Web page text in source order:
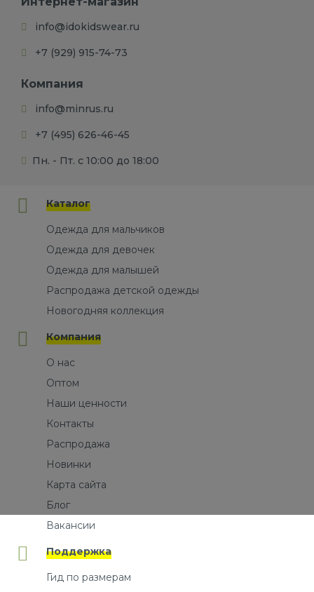
info@idokidswear.ru
+7 (929) 915-74-73
Компания
info@minrus.ru
+7 (495) 626-46-45
Пн. - Пт. с 10:00 до 18:00
Каталог
Одежда для мальчиков
Одежда для девочек
Одежда для малышей
Распродажа детской одежды
Новогодняя коллекция
Компания
О нас
Оптом
Наши ценности
Контакты
Распродажа
Новинки
Карта сайта
Блог
Вакансии
Поддержка
Гид по размерам